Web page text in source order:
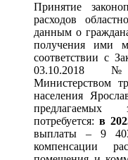
Принятие
расходов
данным о
получения ими
соответствии с
03.10.2018
Министерством
населения
предлагаемых
потребуется: в
выплаты – 9
компенсации